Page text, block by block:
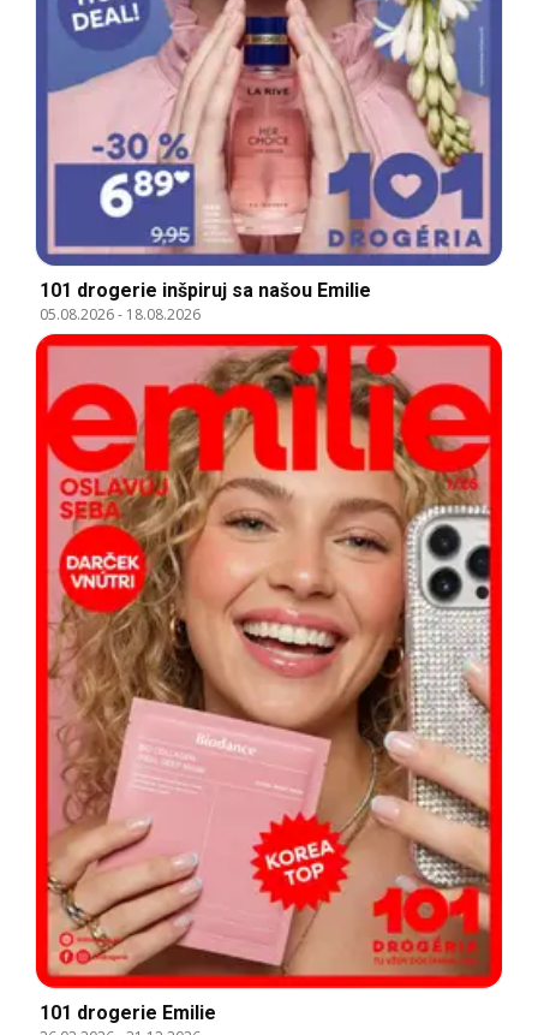
101 drogerie inšpiruj sa našou Emilie
05.08.2026- 18.08.2026
101 drogerie Emilie